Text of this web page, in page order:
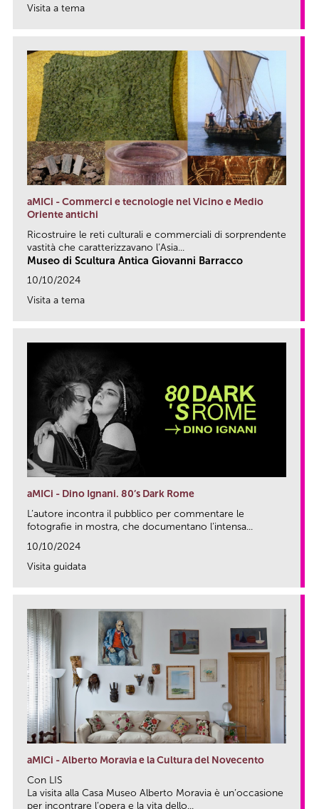
Visita a tema
aMICi - Commerci e tecnologie nel Vicino e Medio
Oriente antichi
Ricostruire le reti culturali e commerciali di sorprendente
vastità che caratterizzavano l’Asia...
Museo di Scultura Antica Giovanni Barracco
10/10/2024
Visita a tema
aMICi - Dino Ignani. 80’s Dark Rome
L’autore incontra il pubblico per commentare le
fotografie in mostra, che documentano l’intensa...
10/10/2024
Visita guidata
aMICi - Alberto Moravia e la Cultura del Novecento
Con LIS
La visita alla Casa Museo Alberto Moravia è un’occasione
per incontrare l’opera e la vita dello...